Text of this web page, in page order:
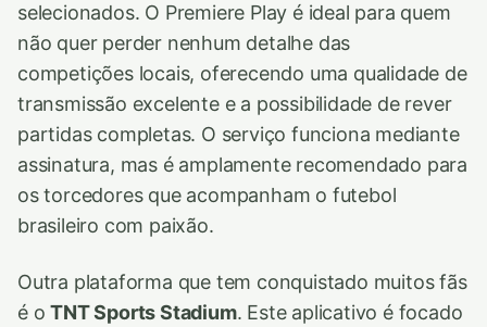
selecionados. O Premiere Play é ideal para quem
não quer perder nenhum detalhe das
competições locais, oferecendo uma qualidade de
transmissão excelente e a possibilidade de rever
partidas completas. O serviço funciona mediante
assinatura, mas é amplamente recomendado para
os torcedores que acompanham o futebol
brasileiro com paixão.
Outra plataforma que tem conquistado muitos fãs
é oTNT Sports Stadium. Este aplicativo é focado